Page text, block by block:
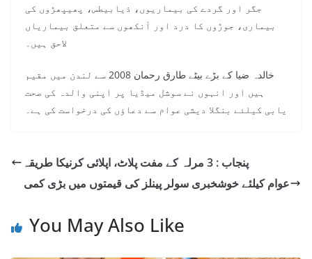
جگر اور گردے کی بیماریوں، ذیابیطس، پھیپھڑوں کی
بیماری، جوڑوں کا درد اور آنکھوں سے متعلق بیماریاں
لاحق ہیں۔
خالدہ ضیا کے بڑے بیٹے طارق رحمان 2008 سے لندن میں مقیم
ہیں اور انہوں نے سوشل میڈیا پر اپنی والدہ کی صحت
یابی کیلئے بنگلا دیشی عوام سے دعاؤں کی درخواست کی ہے۔
پنجاب : 3 مرلہ کے مفت پلاٹ، اپلائی کرنیکا طریقہ
عوام کیلئے خوشخبری سولر پینلز کی قیمتوں میں بڑی کمی
You May Also Like